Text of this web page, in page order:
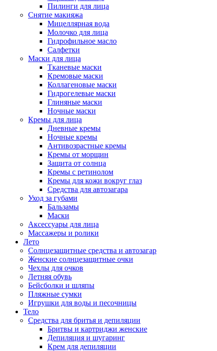
Пилинги для лица
Снятие макияжа
Мицеллярная вода
Молочко для лица
Гидрофильное масло
Салфетки
Маски для лица
Тканевые маски
Кремовые маски
Коллагеновые маски
Гидрогелевые маски
Глиняные маски
Ночные маски
Кремы для лица
Дневные кремы
Ночные кремы
Антивозрастные кремы
Кремы от морщин
Защита от солнца
Кремы с ретинолом
Кремы для кожи вокруг глаз
Средства для автозагара
Уход за губами
Бальзамы
Маски
Аксессуары для лица
Массажеры и ролики
Лето
Солнцезащитные средства и автозагар
Женские солнцезащитные очки
Чехлы для очков
Летняя обувь
Бейсболки и шляпы
Пляжные сумки
Игрушки для воды и песочницы
Тело
Средства для бритья и депиляции
Бритвы и картриджи женские
Депиляция и шугаринг
Крем для депиляции